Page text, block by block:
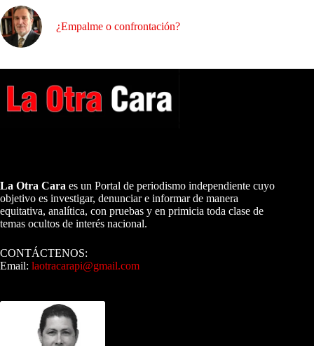
¿Empalme o confrontación?
La Otra Cara es un Portal de periodismo independiente cuyo
objetivo es investigar, denunciar e informar de manera
equitativa, analítica, con pruebas y en primicia toda clase de
temas ocultos de interés nacional.
CONTÁCTENOS:
Email: laotracarapi@gmail.com